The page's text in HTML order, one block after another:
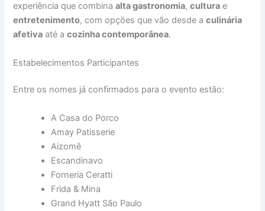
experiência que combinaalta gastronomia,cultura e
entretenimento, com opções que vão desde aculinária
afetiva até acozinha contemporânea.
Estabelecimentos Participantes
Entre os nomes já confirmados para o evento estão:
A Casa do Porco
Amay Patisserie
Aizomê
Escandinavo
Forneria Ceratti
Frida & Mina
Grand Hyatt São Paulo